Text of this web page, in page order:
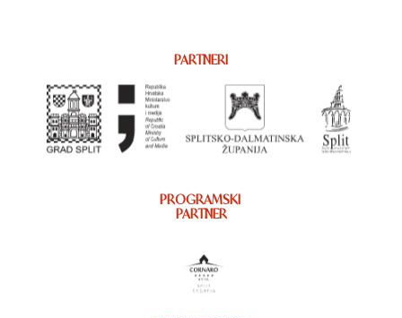
PARTNERI
PROGRAMSKI
PARTNER